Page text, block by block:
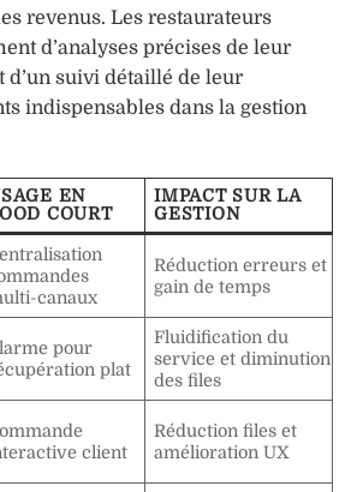
revenus. Les restaurateurs
d’analyses précises de leur
d’un suivi détaillé de leur
indispensables dans la gestion
EN
COURT
IMPACT SUR LA
GESTION
canaux
Réduction erreurs et
gain de temps
pour
plat
Fluidification du
service et diminution
des files
client
Réduction files et
amélioration UX